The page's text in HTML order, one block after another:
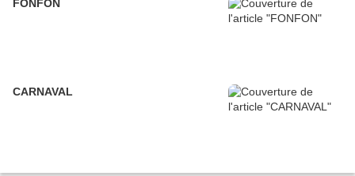
FONFON
CARNAVAL